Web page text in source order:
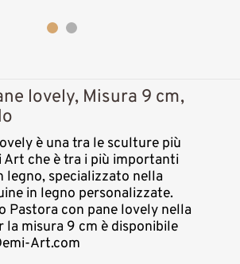
lovely, Misura 9 cm,
è una tra le sculture più
Art che è tra i più importanti
legno, specializzato nella
in legno personalizzate.
Pastora con pane lovely nella
misura 9 cm è disponibile
Art.com